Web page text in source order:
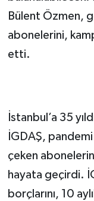
Bülent Özmen,
abonelerini,
etti.
İstanbul’a 35
İGDAŞ,
çeken
hayata geçirdi.
borçlarını, 10